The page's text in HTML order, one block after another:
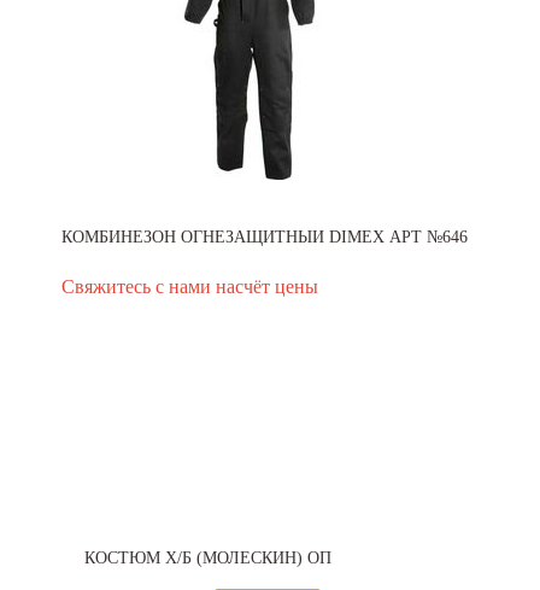
КОМБИНЕЗОН ОГНЕЗАЩИТНЫЙ DIMEX АРТ №646
Свяжитесь с нами насчёт цены
КОСТЮМ Х/Б (МОЛЕСКИН) ОП